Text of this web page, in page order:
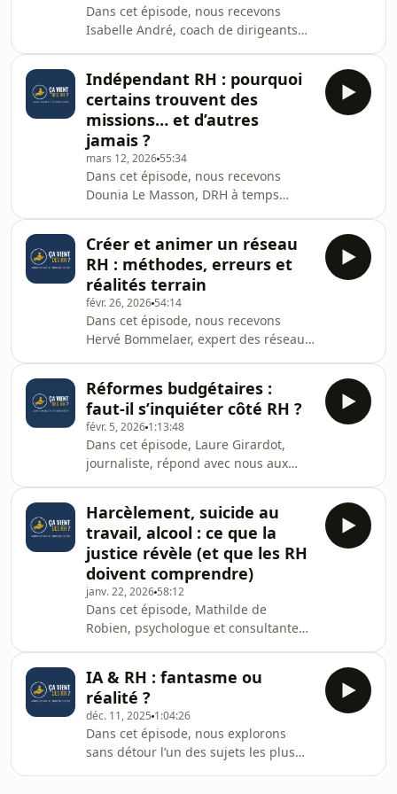
trajectoires.L’objectif n’est pas de
retracer des parcours linéaires, mais
au contraire de comprendre comment
se construisent concrète
Dans cet épisode, nous recevons
Isabelle André, coach de dirigeants
mentale du leadership.Derrière la
vision stratégique et la performance
attendue, être dirigeant implique une
pression constante, des arbitrages
complexes… et des schémas de
pensée qui influencent directement
les décisions.Cet épisode propose un
éclairage co
Indépendant RH : pourquoi
certains trouvent des
missions… et d’autres
jamais ?
mars 12, 2026 55:34
Dans cet épisode, nous recevons
Dounia Le Masson, DRH à temps
passionne de plus en plus de
professionnels : le freelancing dans
les ressources humaines.Alors que le
nombre d’indépendants explose en
France, le métier de DRH n’échappe
pas à cette tendance.Cet épisode
propose un retour d'expérience
concret sur les étapes clés pour se la
Créer et animer un réseau
RH : méthodes, erreurs et
réalités terrain
févr. 26, 2026 54:14
Dans cet épisode, nous recevons
Hervé Bommelaer, expert des réseaux
clé pour les DRH, RRH et recruteurs :
comment créer, structurer et animer
un réseau RH solide et utile.Plutôt
que de se limiter à l’idée de “faire du
réseau”, cet épisode propose une
approche structurée de la création
d’un réseau professionnel RH
durable, capa
Réformes budgétaires :
faut-il s’inquiéter côté RH ?
févr. 5, 2026 1:13:48
Dans cet épisode, Laure Girardot,
journaliste, répond avec nous aux
une lecture technique du budget
2026 et de la LFSS, cet épisode
propose une analyse croisée entre
enjeux financiers, décisions publiques
et impacts humains pour les
entreprises et les équipes RH.Nous
décryptons les réformes en cours,
nous abordons notamme
Harcèlement, suicide au
travail, alcool : ce que la
justice révèle (et que les RH
doivent comprendre)
janv. 22, 2026 58:12
Dans cet épisode, Mathilde de
Robien, psychologue et consultante
expérimentent un format inédit.Plutôt
que de se concentrer uniquement sur
la partie juridique, elles analysent des
décisions de justice avec un double
regard juridique et
psychologiqueNous abordons
IA & RH : fantasme ou
réalité ?
déc. 11, 2025 1:04:26
Dans cet épisode, nous explorons
sans détour l’un des sujets les plus